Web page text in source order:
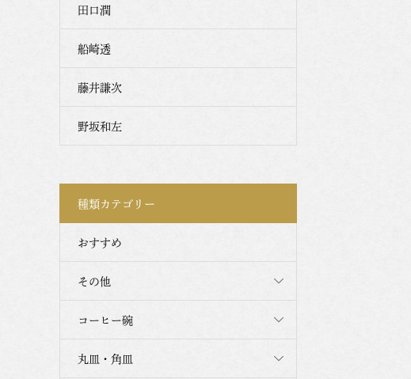
田口潤
船崎透
藤井謙次
野坂和左
種類カテゴリー
おすすめ
その他
コーヒー碗
丸皿・角皿